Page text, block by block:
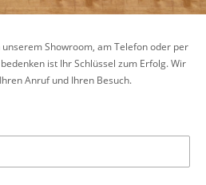
Showroom, am Telefon oder per
ist Ihr Schlüssel zum Erfolg. Wir
Anruf und Ihren Besuch.